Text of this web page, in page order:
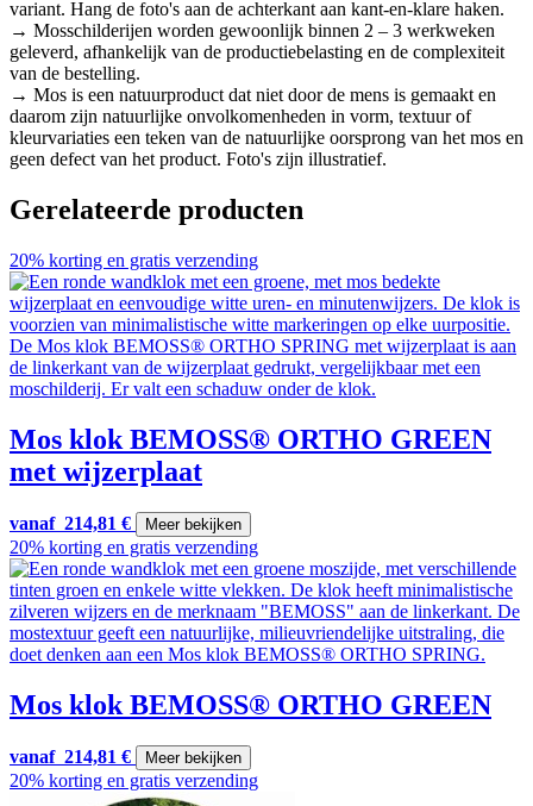
variant. Hang de foto's aan de achterkant aan kant-en-klare haken.
→ Mosschilderijen worden gewoonlijk binnen 2 – 3 werkweken
geleverd, afhankelijk van de productiebelasting en de complexiteit
van de bestelling.
→ Mos is een natuurproduct dat niet door de mens is gemaakt en
daarom zijn natuurlijke onvolkomenheden in vorm, textuur of
kleurvariaties een teken van de natuurlijke oorsprong van het mos en
geen defect van het product. Foto's zijn illustratief.
Gerelateerde producten
20% korting en gratis verzending
Mos klok BEMOSS® ORTHO GREEN
met wijzerplaat
vanaf 214,81 € Meer bekijken
20% korting en gratis verzending
Mos klok BEMOSS® ORTHO GREEN
vanaf 214,81 € Meer bekijken
20% korting en gratis verzending